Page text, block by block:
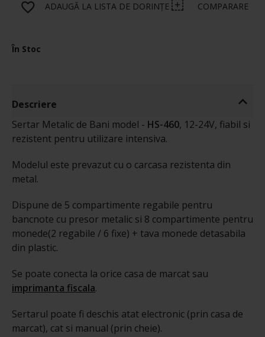
ADAUGĂ LA LISTA DE DORINȚE COMPARARE
În Stoc
Descriere
Sertar Metalic de Bani model - HS-460, 12-24V, fiabil si
rezistent pentru utilizare intensiva.
Modelul este prevazut cu o carcasa rezistenta din
metal.
Dispune de 5 compartimente regabile pentru
bancnote cu presor metalic si 8 compartimente pentru
monede(2 regabile / 6 fixe) + tava monede detasabila
din plastic.
Se poate conecta la orice casa de marcat sau
imprimanta fiscala.
Sertarul poate fi deschis atat electronic (prin casa de
marcat), cat si manual (prin cheie).